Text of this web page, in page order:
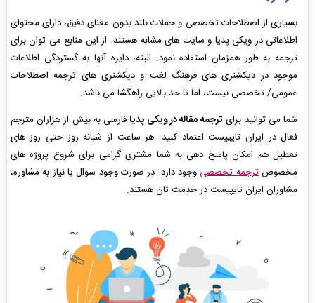
بسیاری از اصطلاحات تخصصی و جملات بلند بدون معنای دقیق، دارای محتوای
اطلاعاتی در ویکی پدیا و سایت های مشابه هستند. از این منابع می توان برای
ترجمه به طور همزمان استفاده نمود. البته، دایره آنها به گستردگی اطلاعات
موجود در دیکشنری های فرهنگ لغت و دیکشنری های ترجمه اصطلاحات
عمومی/ تخصصی نیست، اما تا حد بالایی راهگشا می باشد.
شما می توانید برای ترجمه مقاله در ویکی پدیافارسی به بیش از هزاران مترجم
فعال در ایران تایپیست اعتماد کنید. هر ساعت از شبانه روز حتی روز های
تعطیل هم امکان پاسخ دهی به شما مشتری گرامی برای شروع پروژه های
مخصوصترجمه تخصصی وجود دارد. در صورت وجود سوال یا نیاز به مشاوره،
مشاوران ایران تایپیست در خدمت تان هستند.